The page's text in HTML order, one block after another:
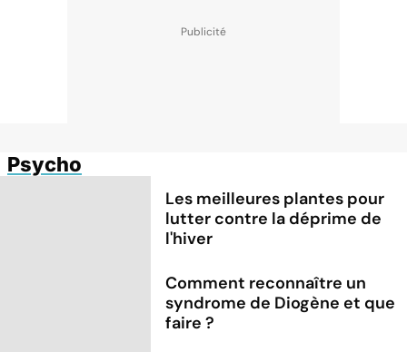
Psycho
Les meilleures plantes pour
lutter contre la déprime de
l'hiver
Comment reconnaître un
syndrome de Diogène et que
faire ?